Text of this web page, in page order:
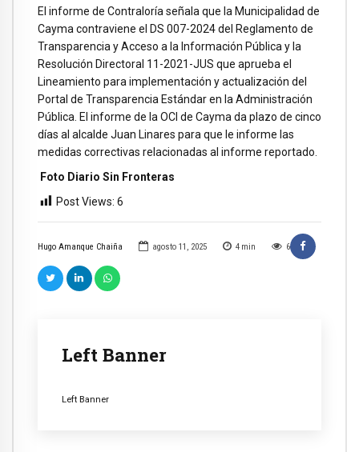
Hugo Amanque Chaiña agosto 11, 2025 4 min 6
Left Banner
Left Banner
El informe de Contraloría señala que la Municipalidad de
Cayma contraviene el DS 007-2024 del Reglamento de
Transparencia y Acceso a la Información Pública y la
Resolución Directoral 11-2021-JUS que aprueba el
Lineamiento para implementación y actualización del
Portal de Transparencia Estándar en la Administración
Pública. El informe de la OCI de Cayma da plazo de cinco
días al alcalde Juan Linares para que le informe las
medidas correctivas relacionadas al informe reportado.
Foto Diario Sin Fronteras
Post Views: 6